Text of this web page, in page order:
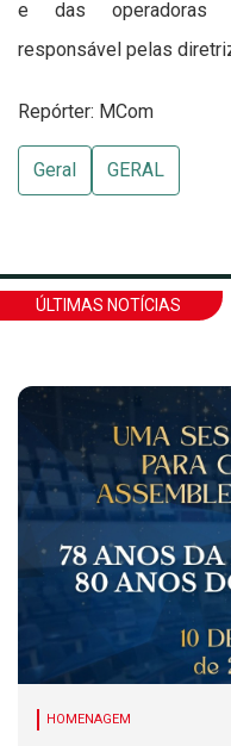
e das operadoras
responsável pelas
Repórter: MCom
Geral GERAL
ÚLTIMAS NOTÍCIAS
HOMENAGEM